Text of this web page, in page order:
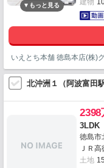
建物
いえとち本舗 徳島本店(株)
北沖洲１（阿波富田駅
2398
3LDK
徳島市
ＪＲ
土地